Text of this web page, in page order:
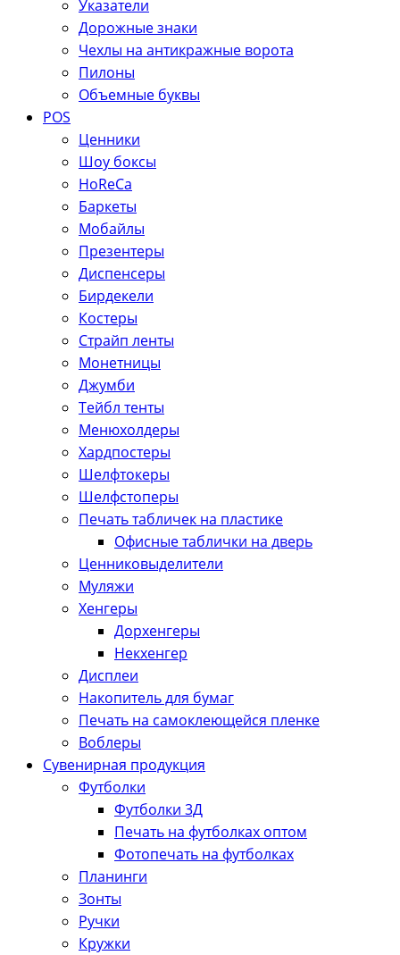
Указатели
Дорожные знаки
Чехлы на антикражные ворота
Пилоны
Объемные буквы
POS
Ценники
Шоу боксы
HoReCa
Баркеты
Мобайлы
Презентеры
Диспенсеры
Бирдекели
Костеры
Страйп ленты
Монетницы
Джумби
Тейбл тенты
Менюхолдеры
Хардпостеры
Шелфтокеры
Шелфстоперы
Печать табличек на пластике
Офисные таблички на дверь
Ценниковыделители
Муляжи
Хенгеры
Дорхенгеры
Некхенгер
Дисплеи
Накопитель для бумаг
Печать на самоклеющейся пленке
Воблеры
Сувенирная продукция
Футболки
Футболки 3Д
Печать на футболках оптом
Фотопечать на футболках
Планинги
Зонты
Ручки
Кружки